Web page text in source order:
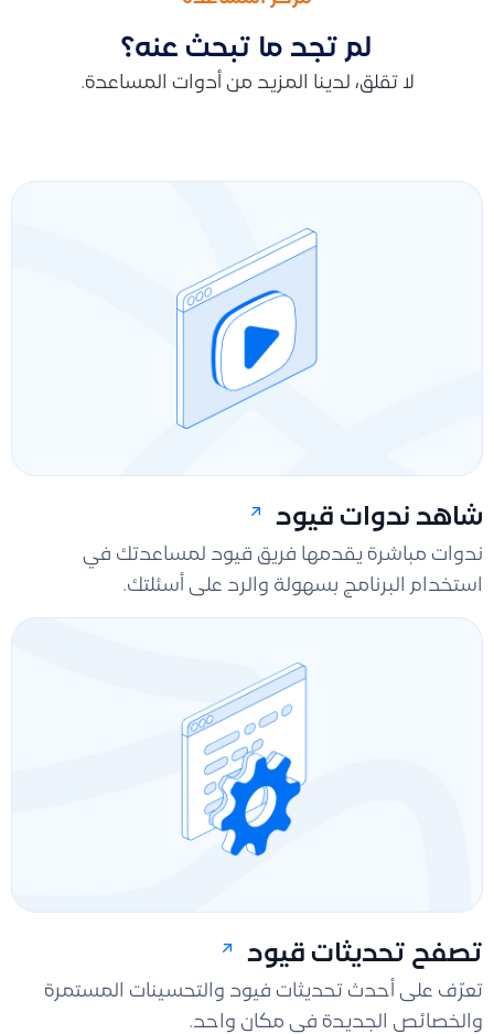
لم تجد ما تبحث عنه؟
لا تقلق، لدينا المزيد من أدوات المساعدة.
شاهد ندوات قيود
ندوات مباشرة يقدمها فريق قيود لمساعدتك في
استخدام البرنامج بسهولة والرد على أسئلتك.
تصفح تحديثات قيود
تعرّف على أحدث تحديثات فيود والتحسينات المستمرة
والخصائص الجديدة في مكان واحد.